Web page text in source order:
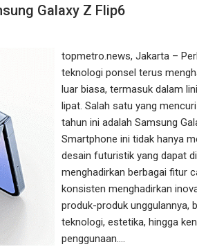
Galaxy Z Flip6
topmetro.news, Jakarta –
teknologi ponsel terus
luar biasa, termasuk dalam
lipat. Salah satu yang
tahun ini adalah Samsung
Smartphone ini tidak hanya
desain futuristik yang dapat
menghadirkan berbagai fitur
konsisten menghadirkan
produk-produk unggulannya,
teknologi, estetika, hingga
penggunaan.…